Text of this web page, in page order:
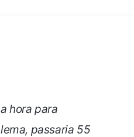
hora para
passaria 55